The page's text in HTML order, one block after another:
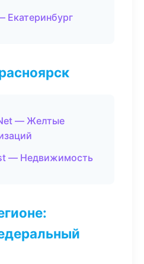
Екатеринбург
— Желтые
— Недвижимость